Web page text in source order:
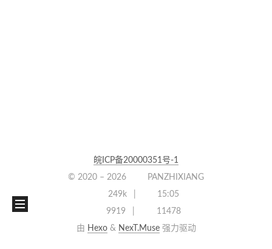
皖ICP备20000351号-1
© 2020 – 2026
PANZHIXIANG
249k
15:05
9919
11478
由 Hexo& NexT.Muse强力驱动